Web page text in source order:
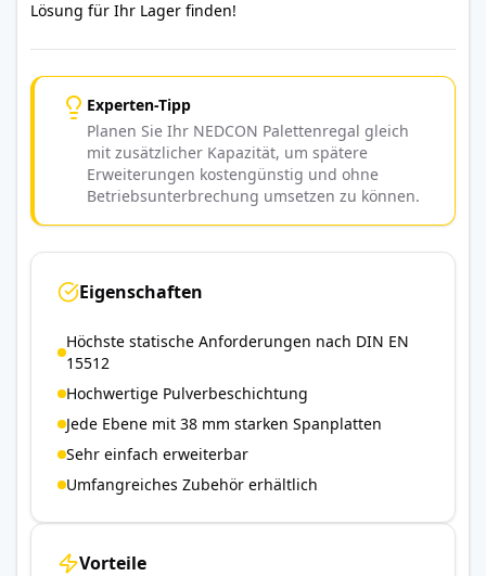
Lösung für Ihr Lager finden!
Experten-Tipp
Planen Sie Ihr NEDCON Palettenregal gleich
mit zusätzlicher Kapazität, um spätere
Erweiterungen kostengünstig und ohne
Betriebsunterbrechung umsetzen zu können.
Eigenschaften
Höchste statische Anforderungen nach DIN EN
15512
Hochwertige Pulverbeschichtung
Jede Ebene mit 38 mm starken Spanplatten
Sehr einfach erweiterbar
Umfangreiches Zubehör erhältlich
Vorteile